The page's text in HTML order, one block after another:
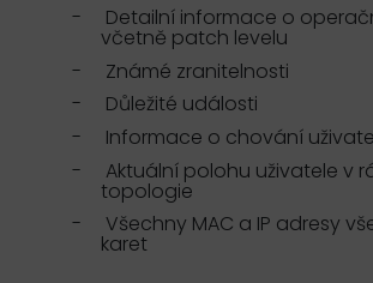
-
Detailní informace o
včetně patch levelu
-
Známé zranitelnosti
-
Důležité události
-
Informace o chování
-
Aktuální polohu uživatele v
topologie
-
Všechny MAC a IP adresy
karet